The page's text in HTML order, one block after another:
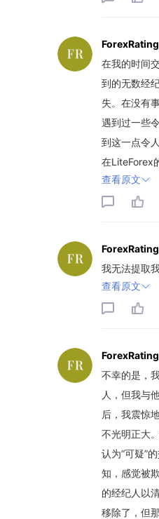
在我的时间
到的无数经
失。在没有
遇到过一些
到这一点令
在LiteForex
查看原文
我无法提取
查看原文
不幸的是，
人，但我与
后，我震惊
不光明正大
认为“可疑”
知，感觉被
的经纪人以
移除了，但